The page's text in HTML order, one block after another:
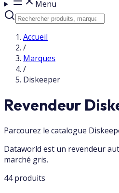
Menu
Accueil
/
Marques
/
Diskeeper
Revendeur
Parcourez le catalogue
Dataworld est un revendeur
marché gris.
44 produits